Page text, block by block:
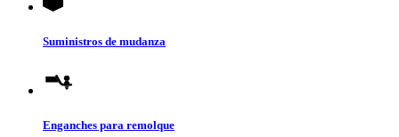
Suministros de mudanza
Enganches para remolque